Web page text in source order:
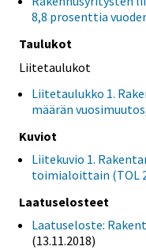
8,8 prosenttia
Taulukot
Liitetaulukot
Liitetaulukko 1.
määrän
Kuviot
Liitekuvio 1.
toimialoittain (TOL
Laatuselosteet
Laatuseloste:
(13.11.2018)